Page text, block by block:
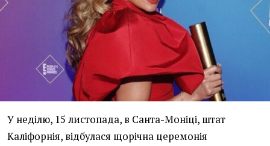
У неділю, 15 листопада, в Санта-Моніці, штат
Каліфорнія, відбулася щорічна церемонія